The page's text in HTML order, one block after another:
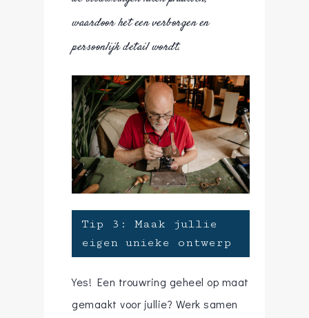
waardoor het een verborgen en
persoonlijk detail wordt.
Tip 3: Maak jullie
eigen unieke ontwerp
Yes! Een trouwring geheel op maat
gemaakt voor jullie? Werk samen